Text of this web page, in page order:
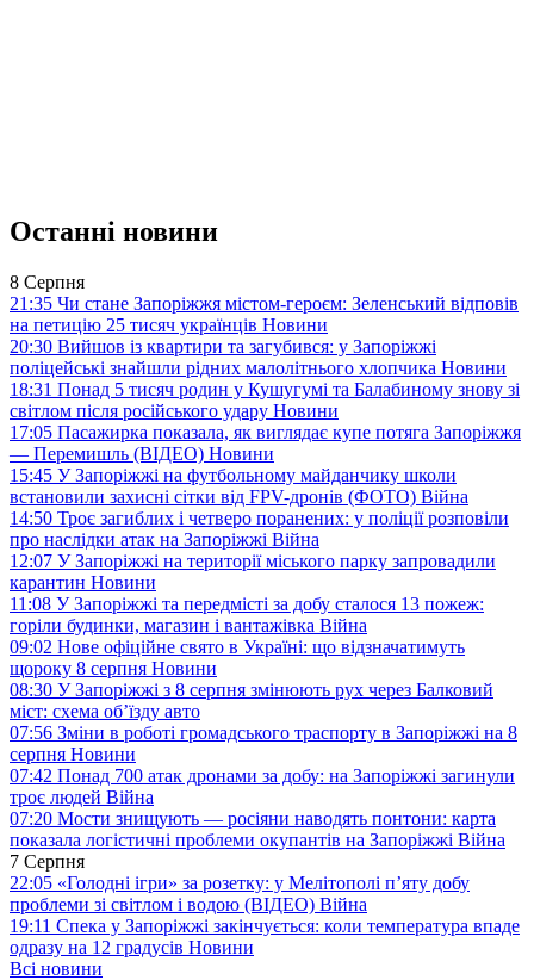
Останні новини
8 Серпня
21:35 Чи стане Запоріжжя містом-героєм: Зеленський відповів
на петицію 25 тисяч українців Новини
20:30 Вийшов із квартири та загубився: у Запоріжжі
поліцейські знайшли рідних малолітнього хлопчика Новини
18:31 Понад 5 тисяч родин у Кушугумі та Балабиному знову зі
світлом після російського удару Новини
17:05 Пасажирка показала, як виглядає купе потяга Запоріжжя
— Перемишль (ВІДЕО) Новини
15:45 У Запоріжжі на футбольному майданчику школи
встановили захисні сітки від FPV-дронів (ФОТО) Війна
14:50 Троє загиблих і четверо поранених: у поліції розповіли
про наслідки атак на Запоріжжі Війна
12:07 У Запоріжжі на території міського парку запровадили
карантин Новини
11:08 У Запоріжжі та передмісті за добу сталося 13 пожеж:
горіли будинки, магазин і вантажівка Війна
09:02 Нове офіційне свято в Україні: що відзначатимуть
щороку 8 серпня Новини
08:30 У Запоріжжі з 8 серпня змінюють рух через Балковий
міст: схема об’їзду авто
07:56 Зміни в роботі громадського траспорту в Запоріжжі на 8
серпня Новини
07:42 Понад 700 атак дронами за добу: на Запоріжжі загинули
троє людей Війна
07:20 Мости знищують — росіяни наводять понтони: карта
показала логістичні проблеми окупантів на Запоріжжі Війна
7 Серпня
22:05 «Голодні ігри» за розетку: у Мелітополі п’яту добу
проблеми зі світлом і водою (ВІДЕО) Війна
19:11 Спека у Запоріжжі закінчується: коли температура впаде
одразу на 12 градусів Новини
Всі новини